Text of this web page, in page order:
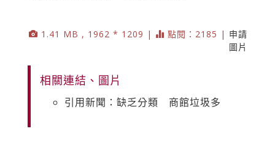
1.41 MB , 1962 * 1209 | 點閱：2185 | 申請
圖片
相關連結、圖片
引用新聞：缺乏分類 商館垃圾多